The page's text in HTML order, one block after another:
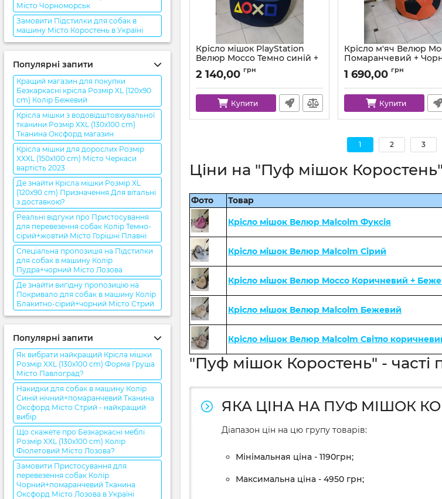
Місто Чорноморськ
Замовити Підстилки для собак в
машину Місто Коростень в Україні
Популярні запити
Кращий магазин для покупки
Безкаркасні крісла Розмір XL (120x90
cm) Колір Бежевий
Крісла мішки з водовідштовхувальної
тканини Розмір XXL (130x100 cm)
Тканина Оксфорд магазин
Крісла мішки для дорослих Розмір
XXXL (150x100 cm) Місто Черкаси
вартість 2023
Де знайти Крісла мішки Розмір XL
(120x90 cm) Призначення Для вітальні
з доставкою?
Реальні відгуки про Пристосування
для перевезення собак Колір Темно-
сірий+жовтий Місто Горішні Плавні
Спеціальна пропозиція на Підстилки
для собак в машину Колір
Пудра+чорний Місто Лозова
Де знайти вигідну пропозицію на
Покривало для собак в машину Колір
Блакитно-сірий+чорний Місто Стрий
Популярні запити
Як вибрати найкращий Крісла мішки
Розмір XXL (130x100 cm) Форма Груша
Місто Павлоград?
Накидки для собак в машину Колір
Синій нічний+помаранчевий Тканина
Оксфорд Місто Стрий - найкращий
вибір
Що скажете про Безкаркасні меблі
Розмір XXL (130x100 cm) Колір
Фіолетовий Місто Лозова?
Замовити Пристосування для
перевезення собак Колір
Чорний+помаранчевий Тканина
Оксфорд Місто Лозова в Україні
Крісло мішок PlayStation
Велюр Mocco Темно синій +
Артикул: km-ps-mocco-88-84-xl
2 140,00 грн
Купити
Крісло м'яч Велюр
Помаранчевий +
Артикул: ball-mocco-55-99-80
1 690,00 грн
Купити
1 2 3
Ціни на "Пуф мішок Коростень"
Фото Товар
Крісло мішок Велюр Malcolm Фуксія
Крісло мішок Велюр Malcolm Сірий
Крісло мішок Велюр Mocco Коричневий +
Крісло мішок Велюр Malcolm Бежевий
Крісло мішок Велюр Malcolm Світло
"Пуф мішок Коростень" - часті
ЯКА ЦІНА НА ПУФ МІШОК
Діапазон цін на цю групу товарів:
Мінімальная ціна - 1190грн;
Максимальна ціна - 4950 грн;